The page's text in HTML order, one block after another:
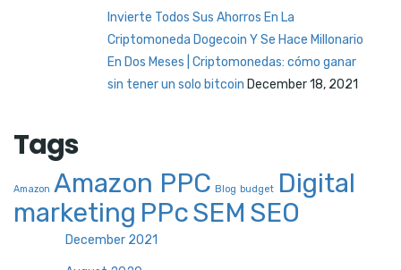
Invierte Todos Sus Ahorros En La
Criptomoneda Dogecoin Y Se Hace Millonario
En Dos Meses | Criptomonedas: cómo ganar
sin tener un solo bitcoin December 18, 2021
Tags
Amazon Amazon PPC Blog budget Digital
marketing PPcSEM SEO
December 2021